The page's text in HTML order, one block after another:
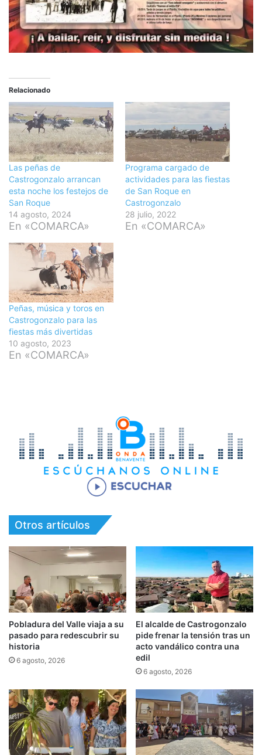
Relacionado
Las peñas de
Castrogonzalo arrancan
esta noche los festejos de
San Roque
14 agosto, 2024
En «COMARCA»
Programa cargado de
actividades para las fiestas
de San Roque en
Castrogonzalo
28 julio, 2022
En «COMARCA»
Peñas, música y toros en
Castrogonzalo para las
fiestas más divertidas
10 agosto, 2023
En «COMARCA»
Otros artículos
Pobladura del Valle viaja a su
pasado para redescubrir su
historia
6 agosto, 2026
El alcalde de Castrogonzalo
pide frenar la tensión tras un
acto vandálico contra una
edil
6 agosto, 2026